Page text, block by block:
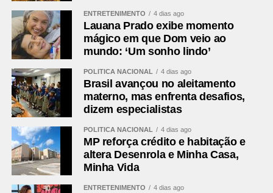
ENTRETENIMENTO 4 dias ago
Lauana Prado exibe momento
mágico em que Dom veio ao
mundo: ‘Um sonho lindo’
POLÍTICA NACIONAL 4 dias ago
Brasil avançou no aleitamento
materno, mas enfrenta desafios,
dizem especialistas
POLÍTICA NACIONAL 4 dias ago
MP reforça crédito e habitação e
altera Desenrola e Minha Casa,
Minha Vida
ENTRETENIMENTO 4 dias ago